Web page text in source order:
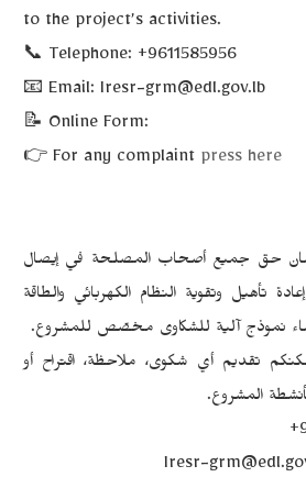
to the project’s activities.
📞
Telephone: +9611585956
📧 Email: Iresr-grm@edl.gov.lb
📝 Online Form:
👉 For any complaint press here
حق جميع أصحاب المصلحة في إيصال
تأهيل وتقوية النظام الكهربائي والطاقة
نموذج آلية للشكاوى مخصّص للمشروع.
تقديم أي شكوى، ملاحظة، اقتراح أو
المشروع.